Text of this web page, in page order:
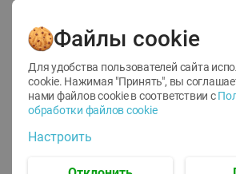
12
1.05 руб./
руб./шт ТОФУ
Файлы cookie
Для удобства пользователей сайта
cookie. Нажимая "Принять", вы
нами файлов cookie в соответствии с
обработки файлов cookie
Настроить